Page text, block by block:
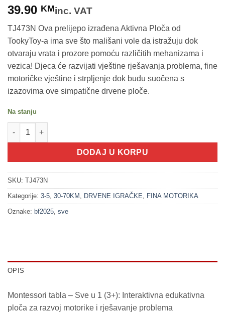
39.90 KMinc. VAT
TJ473N Ova prelijepo izrađena Aktivna Ploča od
TookyToy-a ima sve što mališani vole da istražuju dok
otvaraju vrata i prozore pomoću različitih mehanizama i
vezica! Djeca će razvijati vještine rješavanja problema, fine
motoričke vještine i strpljenje dok budu suočena s
izazovima ove simpatične drvene ploče.
Na stanju
100529 Montessori tabla - sve u 1 (3+) količina
DODAJ U KORPU
SKU: TJ473N
Kategorije: 3-5 30-70KM DRVENE IGRAČKE FINA MOTORIKA
Oznake: bf2025 sve
OPIS
Montessori tabla – Sve u 1 (3+): Interaktivna edukativna
ploča za razvoj motorike i rješavanje problema